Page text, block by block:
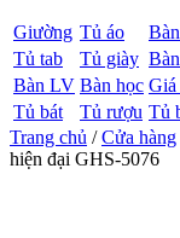
Giường Tủ áo
Tủ tab Tủ giày
Bàn LV Bàn học Giá
Tủ bát Tủ rượu Tủ
Trang chủ /Cửa hàng
hiện đại GHS-5076